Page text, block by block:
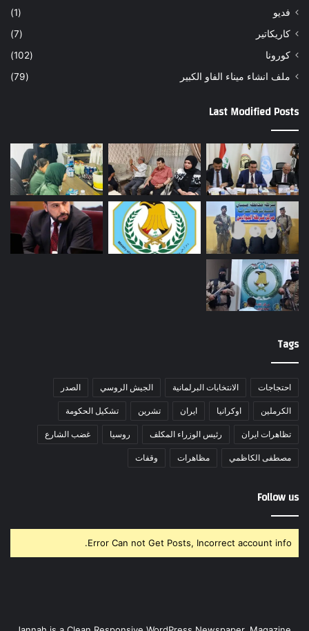
فديو
(1)
كاريكاتير
(7)
كورونا
(102)
ملف انشاء ميناء الفاو الكبير
(79)
Last Modified Posts
Tags
احتجاجات الانتخابات البرلمانية الجيش الروسي الصدر
الكرملين اوكرانيا ايران تشرين تشكيل الحكومة
تظاهرات ايران رئيس الوزراء المكلف روسيا غضب الشارع
مصطفى الكاظمي مظاهرات وقفات
Follow us
Error Can not Get Posts, Incorrect account info.